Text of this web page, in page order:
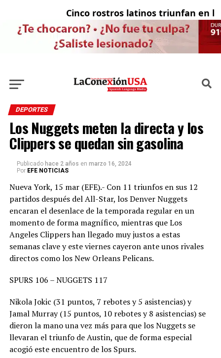
Cinco rostros latinos triunfan en la
DEPORTES
Los Nuggets meten la directa y los
Clippers se quedan sin gasolina
Publicado hace 2 años en marzo 16, 2024
Por EFE NOTICIAS
Nueva York, 15 mar (EFE).- Con 11 triunfos en sus 12
partidos después del All-Star, los Denver Nuggets
encaran el desenlace de la temporada regular en un
momento de forma magnífico, mientras que Los
Angeles Clippers han llegado muy justos a estas
semanas clave y este viernes cayeron ante unos rivales
directos como los New Orleans Pelicans.
SPURS 106 – NUGGETS 117
Nikola Jokic (31 puntos, 7 rebotes y 5 asistencias) y
Jamal Murray (15 puntos, 10 rebotes y 8 asistencias) se
dieron la mano una vez más para que los Nuggets se
llevaran el triunfo de Austin, que de forma especial
acogió este encuentro de los Spurs.